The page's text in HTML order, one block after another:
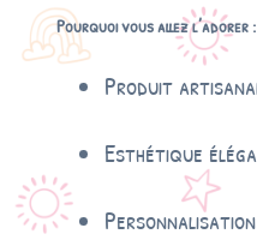
Pourquoi vous allez l’adorer :
Produit
Esthétique